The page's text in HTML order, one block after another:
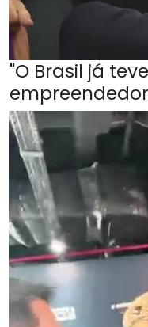
"O Brasil já